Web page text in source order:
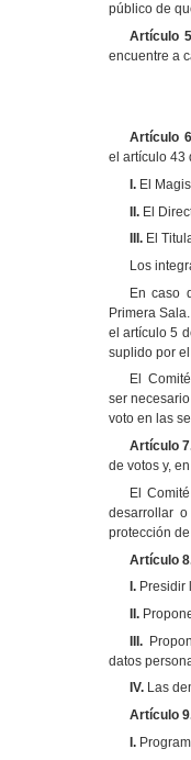
público de
Artículo
encuentre a
Artículo
el artículo 43
I. El
II. El
III. El
Los
En caso
Primera
el artículo 5
suplido por
El
ser
voto en las
Artículo
de votos y,
El
desarrollar o
protección
Artículo
I.Presidir
II.
III.
datos
IV.Las
Artículo
I.